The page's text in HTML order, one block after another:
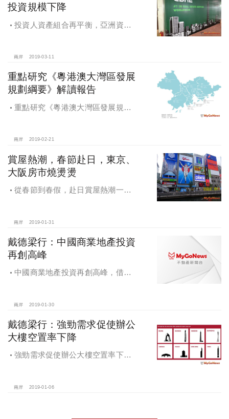
投資規模下降
投資人資產組合再平衡，亞洲資本
兩岸 2019-03-11
重點研究《粵港澳大灣區發展
規劃綱要》解讀報告
重點研究《粵港澳大灣區發展規劃
兩岸 2019-02-21
賞屋熱潮，春節赴日，東京、
大阪房市燒燙燙
從春節到春假，赴日賞屋熱潮一波
兩岸 2019-01-31
戴德梁行：中國商業地產投資
再創高峰
中國商業地產投資再創高峰，借貸
兩岸 2019-01-30
戴德梁行：強勁需求促使辦公
大樓空置率下降
強勁需求促使辦公大樓空置率下
兩岸 2019-01-06